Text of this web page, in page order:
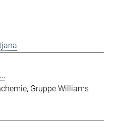
Gruppe Williams